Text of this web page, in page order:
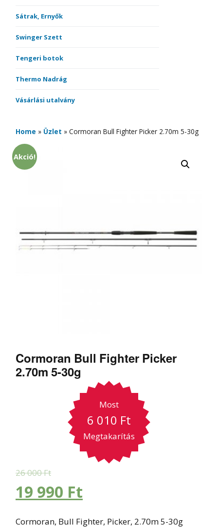
Sátrak, Ernyők
Swinger Szett
Tengeri botok
Thermo Nadrág
Vásárlási utalvány
Home » Üzlet » Cormoran Bull Fighter Picker 2.70m 5-30g
Akció!
Cormoran Bull Fighter Picker
2.70m 5-30g
Most
6 010 Ft
Megtakarítás
26 000Ft
19 990 Ft
Cormoran, Bull Fighter, Picker, 2.70m 5-30g